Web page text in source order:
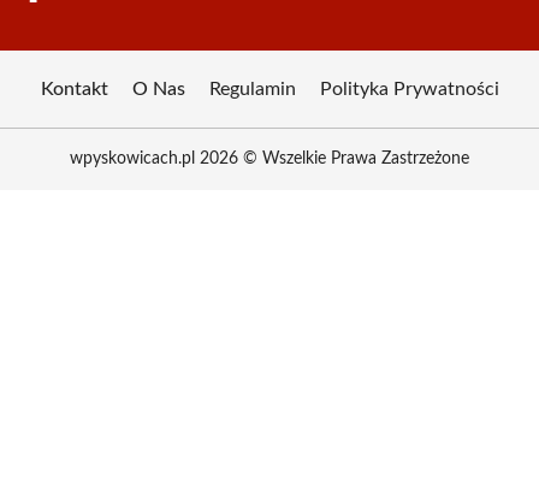
Kontakt O Nas Regulamin Polityka Prywatności
wpyskowicach.pl 2026 © Wszelkie Prawa Zastrzeżone